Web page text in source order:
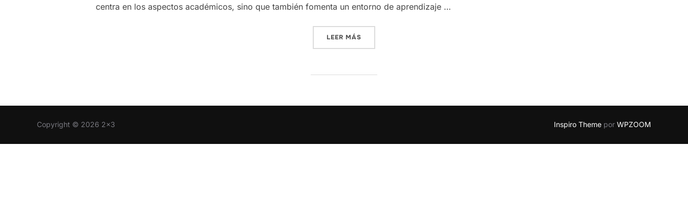
centra en los aspectos académicos, sino que también fomenta un entorno de aprendizaje …
LEER MÁS
Copyright © 2026 2x3 Inspiro Theme por WPZOOM